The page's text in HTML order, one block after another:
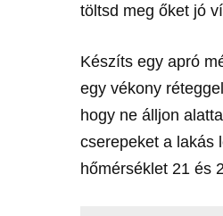
töltsd meg őket jó
Készíts egy apró
egy vékony
hogy ne álljon
cserepeket a lakás
hőmérséklet 21 és